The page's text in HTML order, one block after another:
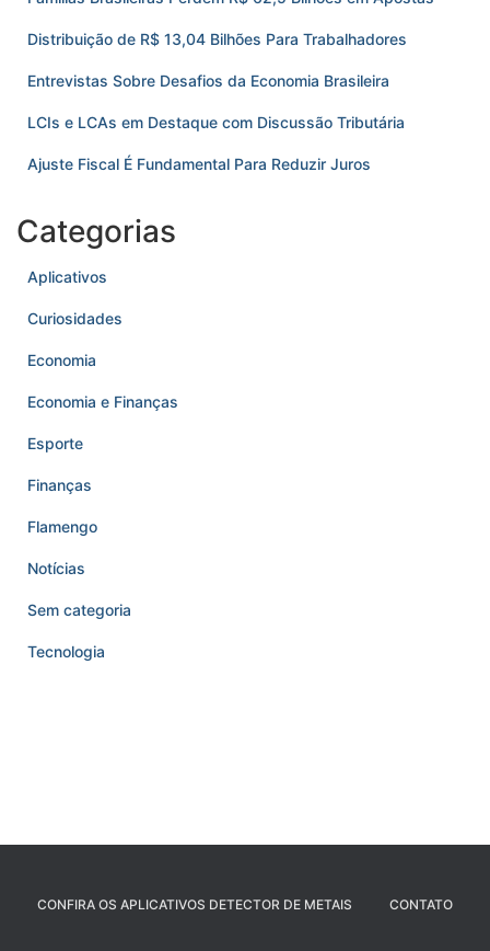
Distribuição de R$ 13,04 Bilhões Para Trabalhadores
Entrevistas Sobre Desafios da Economia Brasileira
LCIs e LCAs em Destaque com Discussão Tributária
Ajuste Fiscal É Fundamental Para Reduzir Juros
Categorias
Aplicativos
Curiosidades
Economia
Economia e Finanças
Esporte
Finanças
Flamengo
Notícias
Sem categoria
Tecnologia
CONFIRA OS APLICATIVOS DETECTOR DE METAIS CONTATO